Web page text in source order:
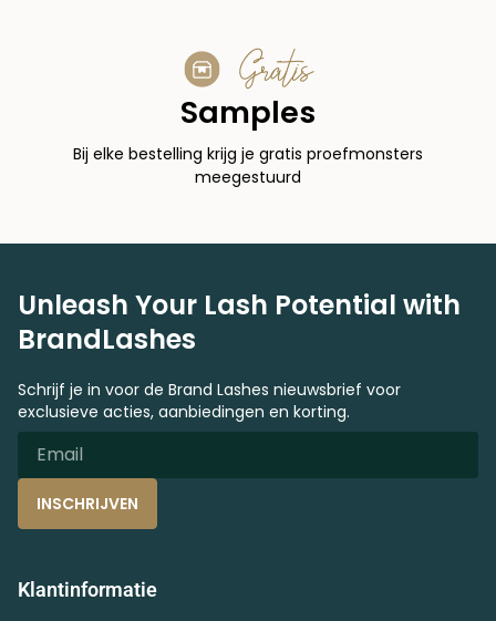
Gratis
Samples
Bij elke bestelling krijg je gratis proefmonsters
meegestuurd
Unleash Your Lash Potential with
BrandLashes
Schrijf je in voor de Brand Lashes nieuwsbrief voor
exclusieve acties, aanbiedingen en korting.
INSCHRIJVEN
Klantinformatie